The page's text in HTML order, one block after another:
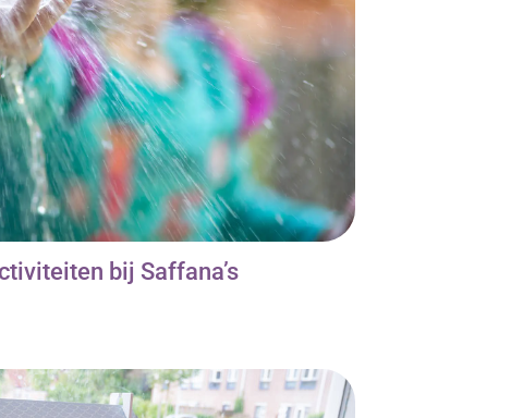
bij Saffana’s